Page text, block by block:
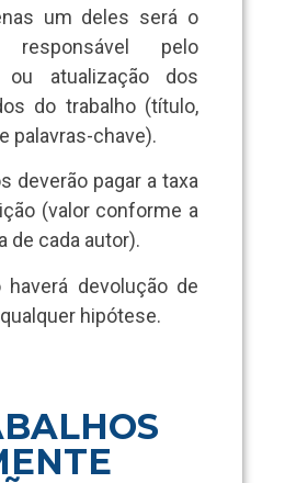
um deles será o
responsável pelo
ou atualização dos
do trabalho (título,
palavras-chave).
deverão pagar a taxa
(valor conforme a
de cada autor).
devolução de
hipótese.